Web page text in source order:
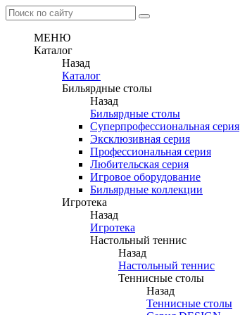
МЕНЮ
Каталог
Назад
Каталог
Бильярдные столы
Назад
Бильярдные столы
Суперпрофессиональная серия
Эксклюзивная серия
Профессиональная серия
Любительская серия
Игровое оборудование
Бильярдные коллекции
Игротека
Назад
Игротека
Настольный теннис
Назад
Настольный теннис
Теннисные столы
Назад
Теннисные столы